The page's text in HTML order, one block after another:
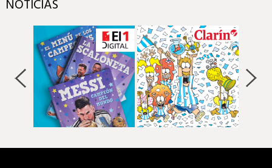
NOTICIAS